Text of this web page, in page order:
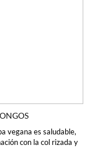
vegana es saludable,
con la col rizada y